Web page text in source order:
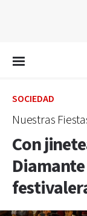
SOCIEDAD
Nuestras
Con